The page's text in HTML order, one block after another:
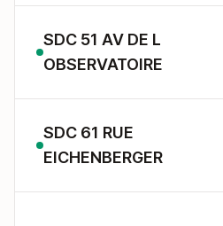
SDC 51 AV DE L
OBSERVATOIRE
SDC 61 RUE
EICHENBERGER